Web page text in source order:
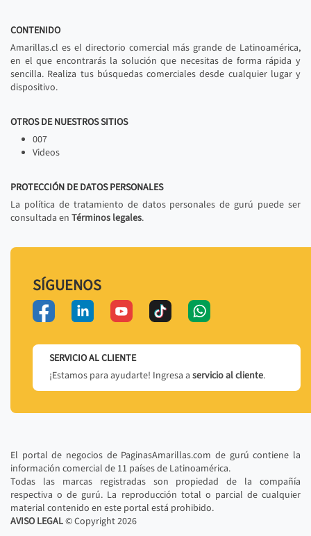
CONTENIDO
Amarillas.cl es el directorio comercial más grande de Latinoamérica,
en el que encontrarás la solución que necesitas de forma rápida y
sencilla. Realiza tus búsquedas comerciales desde cualquier lugar y
dispositivo.
OTROS DE NUESTROS SITIOS
007
Videos
PROTECCIÓN DE DATOS PERSONALES
La política de tratamiento de datos personales de gurú puede ser
consultada en Términos legales.
SÍGUENOS
SERVICIO AL CLIENTE
¡Estamos para ayudarte! Ingresa a servicio al cliente.
El portal de negocios de PaginasAmarillas.com de gurú contiene la
información comercial de 11 países de Latinoamérica.
Todas las marcas registradas son propiedad de la compañía
respectiva o de gurú. La reproducción total o parcial de cualquier
material contenido en este portal está prohibido.
AVISO LEGAL© Copyright2026